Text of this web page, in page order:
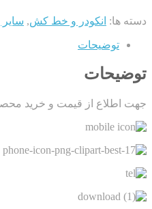
دسته ها: انکودر و خط کش, سایر
توضیحات
توضیحات
جهت اطلاع از قیمت و خرید